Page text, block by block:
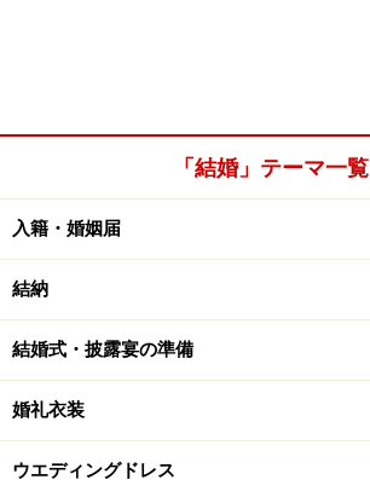
「結婚」テーマ一覧
入籍・婚姻届
結納
結婚式・披露宴の準備
婚礼衣装
ウエディングドレス